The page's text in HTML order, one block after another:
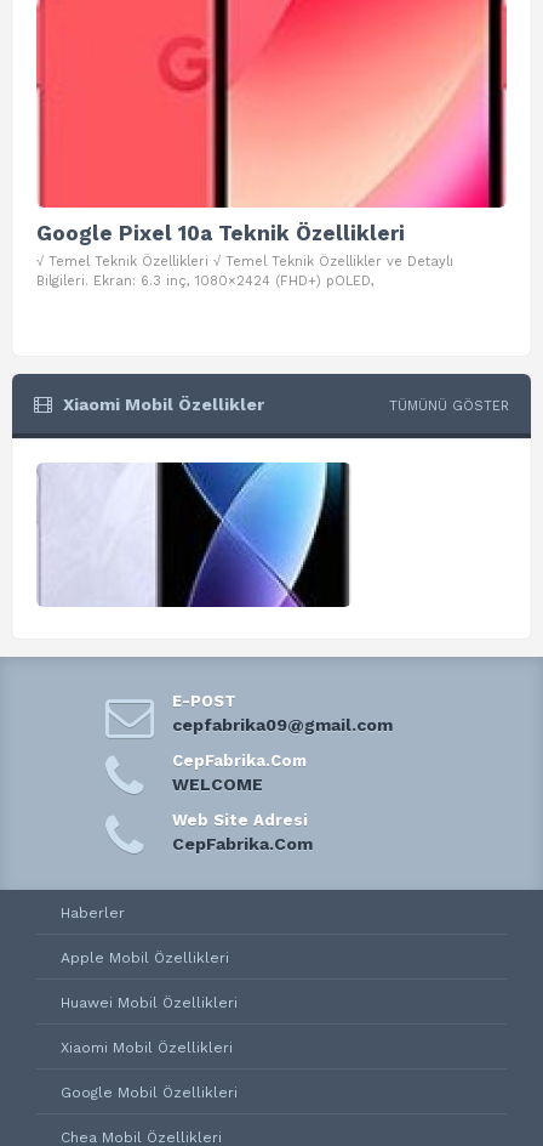
Google Pixel 10a Teknik Özellikleri
√ Temel Teknik Özellikleri √ Temel Teknik Özellikler ve Detaylı
Bilgileri. Ekran: 6.3 inç, 1080×2424 (FHD+) pOLED,
Xiaomi Mobil Özellikler TÜMÜNÜ GÖSTER
E-POST
cepfabrika09@gmail.com
CepFabrika.Com
WELCOME
Web Site Adresi
CepFabrika.Com
Haberler
Apple Mobil Özellikleri
Huawei Mobil Özellikleri
Xiaomi Mobil Özellikleri
Google Mobil Özellikleri
Chea Mobil Özellikleri